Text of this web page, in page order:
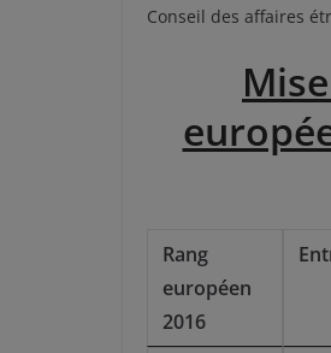
Conseil des affaires
Rang
européen
2016